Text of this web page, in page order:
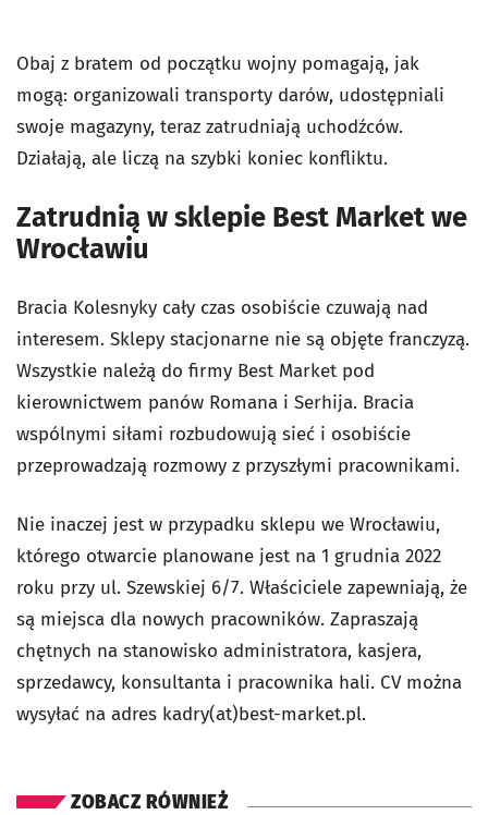
Obaj z bratem od początku wojny pomagają, jak
mogą: organizowali transporty darów, udostępniali
swoje magazyny, teraz zatrudniają uchodźców.
Działają, ale liczą na szybki koniec konfliktu.
Zatrudnią w sklepie Best Market we
Wrocławiu
Bracia Kolesnyky cały czas osobiście czuwają nad
interesem. Sklepy stacjonarne nie są objęte franczyzą.
Wszystkie należą do firmy Best Market pod
kierownictwem panów Romana i Serhija. Bracia
wspólnymi siłami rozbudowują sieć i osobiście
przeprowadzają rozmowy z przyszłymi pracownikami.
Nie inaczej jest w przypadku sklepu we Wrocławiu,
którego otwarcie planowane jest na 1 grudnia 2022
roku przy ul. Szewskiej 6/7. Właściciele zapewniają, że
są miejsca dla nowych pracowników. Zapraszają
chętnych na stanowisko administratora, kasjera,
sprzedawcy, konsultanta i pracownika hali. CV można
wysyłać na adres kadry(at)best-market.pl.
ZOBACZ RÓWNIEŻ